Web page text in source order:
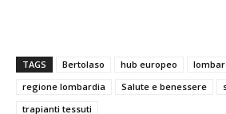
TAGS Bertolaso hub europeo
regione lombardia
Salute e benessere
trapianti tessuti